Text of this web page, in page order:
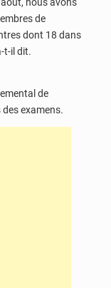
août, nous avons
de
dont 18 dans
t-il dit.
de
examens.